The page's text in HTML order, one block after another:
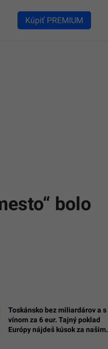
Kúpiť PREMIUM
bolo
Toskánsko bez miliardárov a s
vínom za 6 eur. Tajný poklad
Európy nájdeš kúsok za našimi